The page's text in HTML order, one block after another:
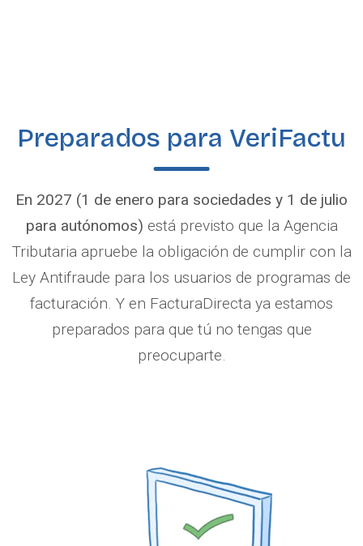
Preparados para VeriFactu
En 2027 (1 de enero para sociedades y 1 de julio
para autónomos) está previsto que la Agencia
Tributaria apruebe la obligación de cumplir con la
Ley Antifraude para los usuarios de programas de
facturación. Y en FacturaDirecta ya estamos
preparados para que tú no tengas que
preocuparte.